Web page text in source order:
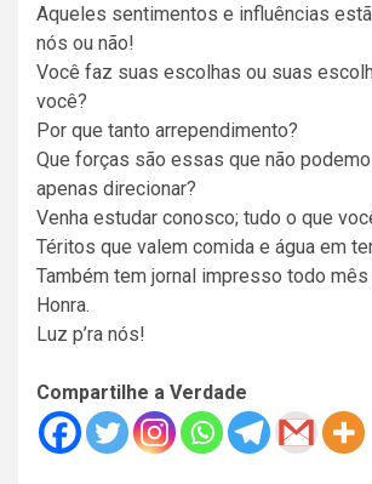
Aqueles sentimentos e influências
nós ou não!
Você faz suas escolhas ou suas
você?
Por que tanto arrependimento?
Que forças são essas que não
apenas direcionar?
Venha estudar conosco; tudo o que
Téritos que valem comida e água em
Também tem jornal impresso todo mês
Honra.
Luz p’ra nós!
Compartilhe a Verdade